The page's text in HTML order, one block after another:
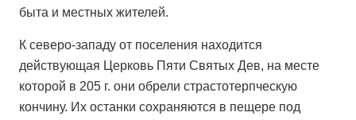
быта и местных жителей.
К северо-западу от поселения находится
действующая Церковь Пяти Святых Дев, на месте
которой в 205 г. они обрели cтрастотерпческую
кончину. Их останки сохраняются в пещере под